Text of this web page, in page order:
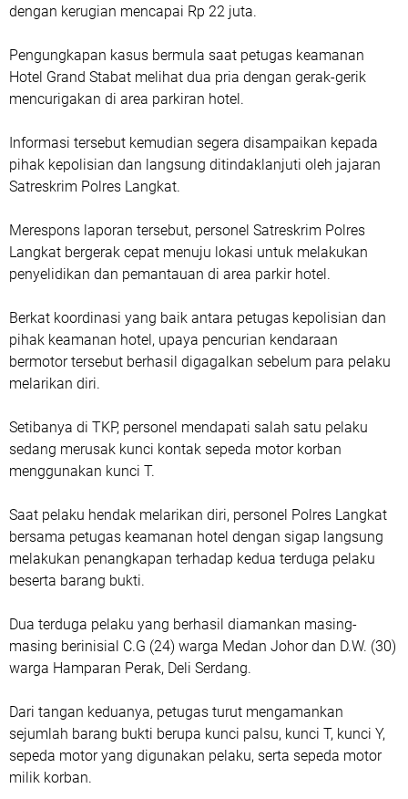
dengan kerugian mencapai Rp 22 juta.
Pengungkapan kasus bermula saat petugas keamanan
Hotel Grand Stabat melihat dua pria dengan gerak-gerik
mencurigakan di area parkiran hotel.
Informasi tersebut kemudian segera disampaikan kepada
pihak kepolisian dan langsung ditindaklanjuti oleh jajaran
Satreskrim Polres Langkat.
Merespons laporan tersebut, personel Satreskrim Polres
Langkat bergerak cepat menuju lokasi untuk melakukan
penyelidikan dan pemantauan di area parkir hotel.
Berkat koordinasi yang baik antara petugas kepolisian dan
pihak keamanan hotel, upaya pencurian kendaraan
bermotor tersebut berhasil digagalkan sebelum para pelaku
melarikan diri.
Setibanya di TKP, personel mendapati salah satu pelaku
sedang merusak kunci kontak sepeda motor korban
menggunakan kunci T.
Saat pelaku hendak melarikan diri, personel Polres Langkat
bersama petugas keamanan hotel dengan sigap langsung
melakukan penangkapan terhadap kedua terduga pelaku
beserta barang bukti.
Dua terduga pelaku yang berhasil diamankan masing-
masing berinisial C.G (24) warga Medan Johor dan D.W. (30)
warga Hamparan Perak, Deli Serdang.
Dari tangan keduanya, petugas turut mengamankan
sejumlah barang bukti berupa kunci palsu, kunci T, kunci Y,
sepeda motor yang digunakan pelaku, serta sepeda motor
milik korban.